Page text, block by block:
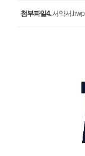
첨부파일4. 서약서.hwp